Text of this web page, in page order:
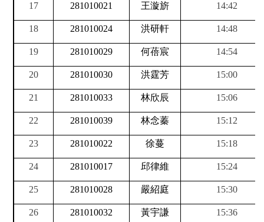
17 281010021 王漩旂 14:42
18 281010024 洪研軒 14:48
19 281010029 何蓓宸 14:54
20 281010030 洪霆芳 15:00
21 281010033 林欣辰 15:06
22 281010039 林念蓁 15:12
23 281010022 徐蔓 15:18
24 281010017 邱律維 15:24
25 281010028 嚴紹庭 15:30
26 281010032 黃宇謙 15:36